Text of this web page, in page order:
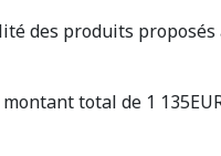
des produits
total de 1